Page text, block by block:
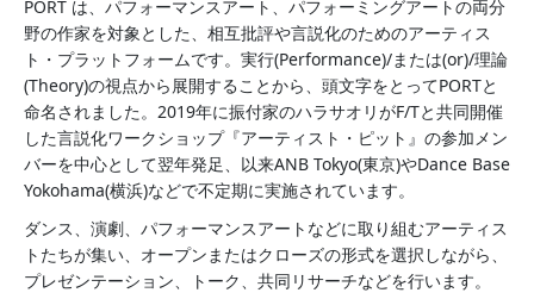
PORT は、パフォーマンスアート、パフォーミングアートの両分
野の作家を対象とした、相互批評や言説化のためのアーティス
ト・プラットフォームです。実行(Performance)/または(or)/理論
(Theory)の視点から展開することから、頭文字をとってPORTと
命名されました。2019年に振付家のハラサオリがF/Tと共同開催
した言説化ワークショップ『アーティスト・ピット』の参加メン
バーを中心として翌年発足、以来ANB Tokyo(東京)やDance Base
Yokohama(横浜)などで不定期に実施されています。
ダンス、演劇、パフォーマンスアートなどに取り組むアーティス
トたちが集い、オープンまたはクローズの形式を選択しながら、
プレゼンテーション、トーク、共同リサーチなどを行います。